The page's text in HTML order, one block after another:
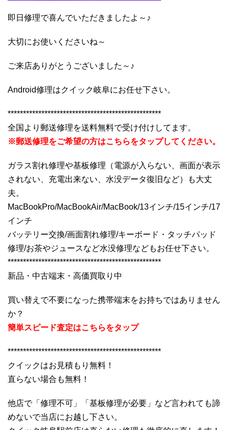
即日修理で喜んでいただきましたよ～♪
大切にお使いくださいね～
ご来店ありがとうございました～♪
Android修理はクイック岐阜にお任せ下さい。
**************************************************
全国より郵送修理を送料無料で受け付けしてます。
※郵送修理をご希望の方はこちらをタップしてください。
ガラス割れ修理や基板修理（電源が入らない、画面が表示
されない、充電出来ない、水没データ復旧など）も大丈
夫。
MacBookPro/MacBookAir/MacBook/13インチ/15インチ/17
インチ
バッテリー交換/画面割れ修理/キーボード・タッチパッド
修理/お茶やジュースなど水没修理などもお任せ下さい。
**************************************************
新品・中古端末・高価買取り中
買い替えで不要になった携帯端末をお持ちではありません
か？
簡単スピード査定はこちらをタップ
**************************************************
クイックはお見積もり無料！
直らない場合も無料！
他店で「修理不可」「基板修理が必要」など言われても諦
めないで当店にお越し下さい。